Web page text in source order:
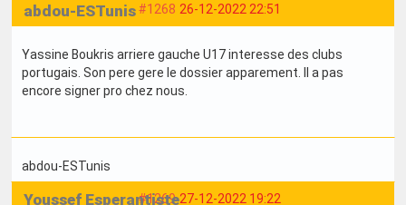
#1268 26-12-2022 22:51
abdou-ESTunis
Yassine Boukris arriere gauche U17 interesse des clubs
portugais. Son pere gere le dossier apparement. Il a pas
encore signer pro chez nous.
abdou-ESTunis
#1269 27-12-2022 19:22
Youssef Esperantiste